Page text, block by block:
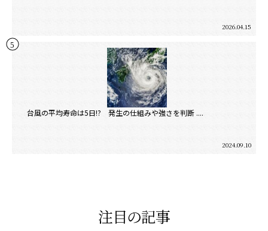
2026.04.15
台風の平均寿命は5日!? 発生の仕組みや強さを判断 ....
2024.09.10
注目の記事